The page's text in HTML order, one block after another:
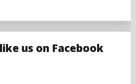
us on Facebook